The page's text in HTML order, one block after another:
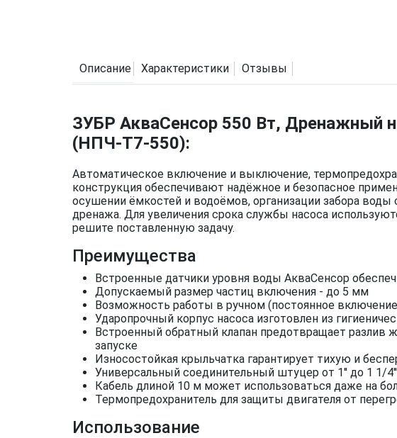
Описание Характеристики Отзывы
ЗУБР АкваСенсор 550 Вт, Дренажный
(НПЧ-Т7-550):
Автоматическое включение и выключение,
конструкция обеспечивают надёжное и безопасное
осушении ёмкостей и водоёмов, организации забора
дренажа. Для увеличения срока службы насоса
решите поставленную задачу.
Преимущества
Встроенные датчики уровня воды АкваСенсор
Допускаемый размер частиц включения - до 5 мм
Возможность работы в ручном (постоянное
Ударопрочный корпус насоса изготовлен из
Встроенный обратный клапан предотвращает
запуске
Износостойкая крыльчатка гарантирует тихую и
Универсальный соединительный штуцер от 1'' до 1 1/
Кабель длиной 10 м может использоваться даже на
Термопредохранитель для защиты двигателя от
Использование